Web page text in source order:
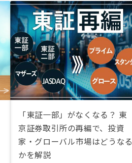
「東証一部」がなくなる？ 東
京証券取引所の再編で、投資
家・グローバル市場はどうなる
かを解説